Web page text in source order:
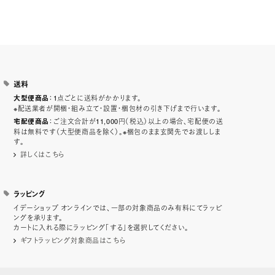
送料
大型便商品 ：1点ごとに送料がかかります。
※配送業者が開梱・組み立て・設置・梱包材の引き下げまで行います。
宅配便商品 ：ご注文合計が11,000円（税込）以上の場合、宅配便の送
料は無料です（大型便商品を除く）。※梱包のまま玄関先でお渡ししま
す。
詳しくはこちら
ラッピング
イデーショップ オンラインでは、一部の対象商品のみ有料にてラッピ
ングを承ります。
カートに入れる際にラッピング「する」を選択してください。
ギフトラッピング対象商品はこちら